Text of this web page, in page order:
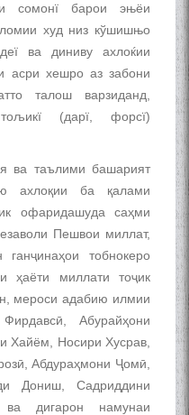
сомонї барои эњёи
худ низ кўшишњо
ва диниву ахлоќии
асри хешро аз забони
талош варзиданд,
(дарї, форсї)
ва таълими башарият
ахлоқии ба қалами
офаридашуда саҳми
Пешвои миллат,
тобнокеро
ҳаёти миллати тоҷик
мероси адабию илмии
Абурайҳони
Хайём, Носири Хусрав,
Абдураҳмони Ҷомӣ,
Дониш, Садриддини
дигарон намунаи